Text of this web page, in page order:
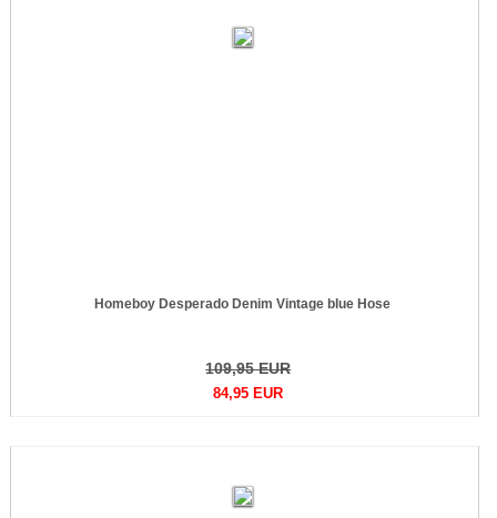
Homeboy Desperado Denim Vintage blue Hose
109,95 EUR
84,95 EUR